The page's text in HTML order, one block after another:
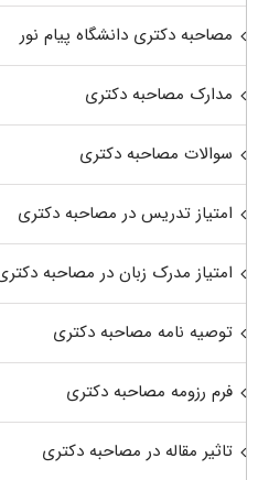
مصاحبه دکتری دانشگاه پیام نور
مدارک مصاحبه دکتری
سوالات مصاحبه دکتری
امتیاز تدریس در مصاحبه دکتری
امتیاز مدرک زبان در مصاحبه
توصیه نامه مصاحبه دکتری
فرم رزومه مصاحبه دکتری
تاثیر مقاله در مصاحبه دکتری